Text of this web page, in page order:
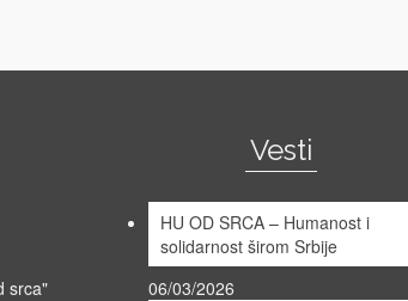
srca"
Vesti
HU OD SRCA – Humanost i
solidarnost širom Srbije
06/03/2026